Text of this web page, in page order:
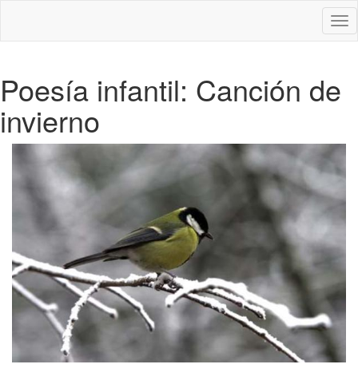
Poesía infantil: Canción de
invierno